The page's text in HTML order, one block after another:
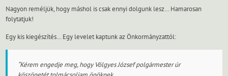
Nagyon reméljük, hogy máshol is csak ennyi dolgunk lesz… Hamarosan
folytatjuk!
Egy kis kiegészítés… Egy levelet kaptunk az Önkormányzattól:
“Kérem engedje meg, hogy Völgyes József polgármester úr